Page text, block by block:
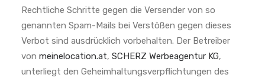
Rechtliche Schritte gegen die Versender von so
genannten Spam-Mails bei Verstößen gegen dieses
Verbot sind ausdrücklich vorbehalten. Der Betreiber
von meinelocation.at, SCHERZ Werbeagentur KG,
unterliegt den Geheimhaltungsverpflichtungen des